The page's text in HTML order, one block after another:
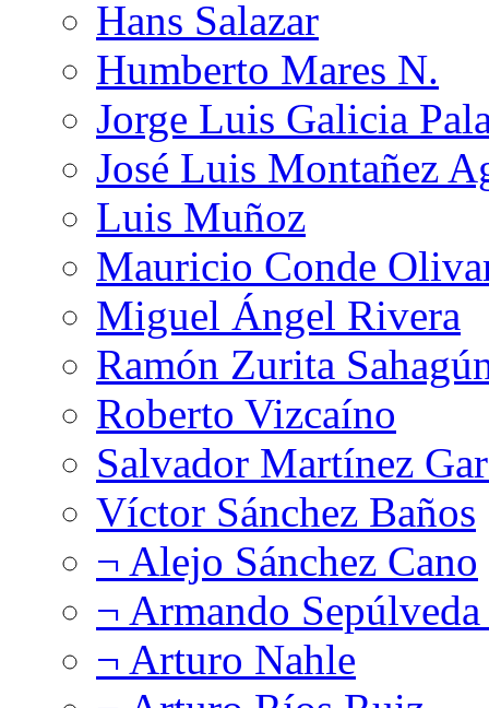
Hans Salazar
Humberto Mares N.
Jorge Luis Galicia
José Luis Montañez
Luis Muñoz
Mauricio Conde
Miguel Ángel Rivera
Ramón Zurita
Roberto Vizcaíno
Salvador Martínez
Víctor Sánchez Baños
¬ Alejo Sánchez Cano
¬ Armando
¬ Arturo Nahle